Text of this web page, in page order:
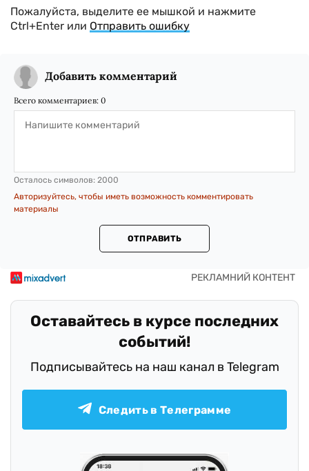
Пожалуйста, выделите ее мышкой и нажмите
Ctrl+Enter или Отправить ошибку
Добавить комментарий
Всего комментариев: 0
Осталось символов: 2000
Авторизуйтесь, чтобы иметь возможность комментировать
материалы
ОТПРАВИТЬ
Оставайтесь в курсе последних
событий!
Подписывайтесь на наш канал в Telegram
Следить в Телеграмме